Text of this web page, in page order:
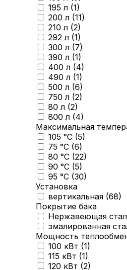
195 л (1)
200 л (11)
210 л (2)
292 л (1)
300 л (7)
390 л (1)
400 л (4)
490 л (1)
500 л (6)
750 л (2)
80 л (2)
800 л (4)
Максимальная
105 °С (5)
75 °С (6)
80 °С (22)
90 °С (5)
95 °С (30)
Установка
вертикальная (68)
Покрытие бака
Нержавеющая
эмалированная
Мощность
100 кВт (1)
115 кВт (1)
120 кВт (2)